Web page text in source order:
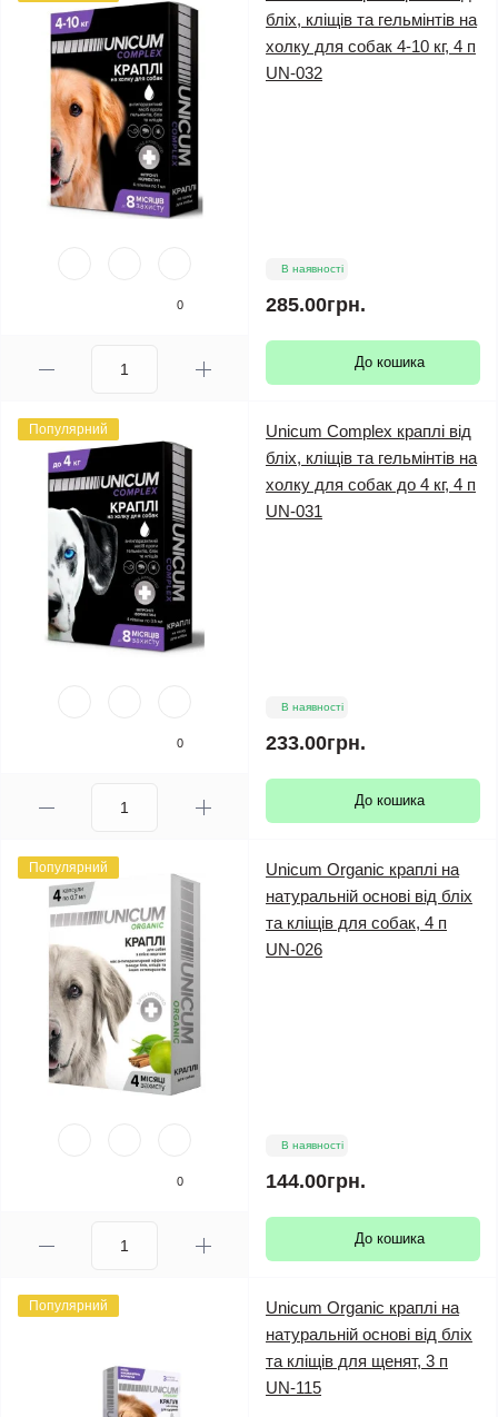
0
бліх, кліщів та гельмінтів на
холку для собак 4-10 кг, 4 п
UN-032
В наявності
285.00грн.
До кошика
Популярний
0
Unicum Complex краплі від
бліх, кліщів та гельмінтів на
холку для собак до 4 кг, 4 п
UN-031
В наявності
233.00грн.
До кошика
Популярний
0
Unicum Organic краплі на
натуральній основі від бліх
та кліщів для собак, 4 п
UN-026
В наявності
144.00грн.
До кошика
Популярний
Unicum Organic краплі на
натуральній основі від бліх
та кліщів для щенят, 3 п
UN-115